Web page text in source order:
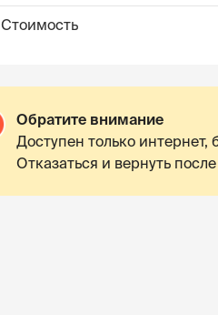
Стоимость
Обратите внимание
Доступен только интернет,
Отказаться и вернуть